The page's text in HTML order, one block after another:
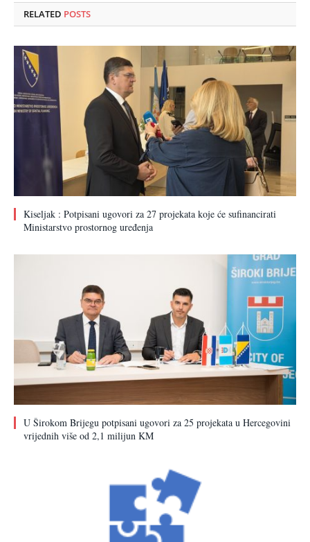
RELATED POSTS
Kiseljak : Potpisani ugovori za 27 projekata koje će sufinancirati
Ministarstvo prostornog uređenja
U Širokom Brijegu potpisani ugovori za 25 projekata u Hercegovini
vrijednih više od 2,1 milijun KM